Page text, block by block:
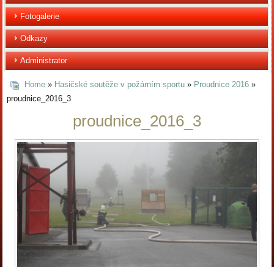
Fotogalerie
Odkazy
Administrator
Home» Hasičské soutěže v požárním sportu» Proudnice 2016»
proudnice_2016_3
proudnice_2016_3